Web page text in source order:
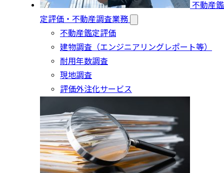
不動産鑑
定評価・不動産調査業務
不動産鑑定評価
建物調査（エンジニアリングレポート等）
耐用年数調査
現地調査
評価外注化サービス